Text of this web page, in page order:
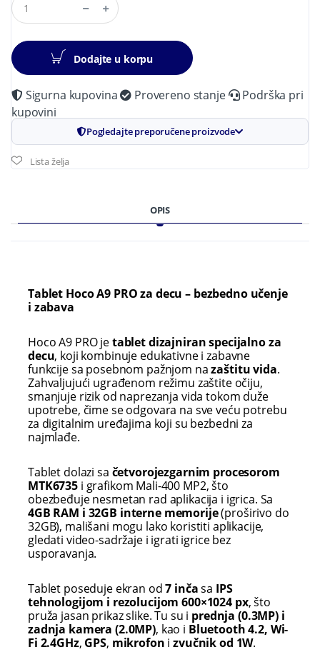
Dodajte u korpu
Sigurna kupovina Provereno stanje
Podrška pri
kupovini
Pogledajte preporučene proizvode
Lista želja
OPIS
Tablet Hoco A9 PRO za decu – bezbedno učenje
i zabava
Hoco A9 PRO jetablet dizajniran specijalno za
decu, koji kombinuje edukativne i zabavne
funkcije sa posebnom pažnjom nazaštitu vida.
Zahvaljujući ugrađenom režimu zaštite očiju,
smanjuje rizik od naprezanja vida tokom duže
upotrebe, čime se odgovara na sve veću potrebu
za digitalnim uređajima koji su bezbedni za
najmlađe.
Tablet dolazi sa četvorojezgarnim procesorom
MTK6735 i grafikom Mali-400 MP2, što
obezbeđuje nesmetan rad aplikacija i igrica. Sa
4GB RAM i 32GB interne memorije(proširivo do
32GB), mališani mogu lako koristiti aplikacije,
gledati video-sadržaje i igrati igrice bez
usporavanja.
Tablet poseduje ekran od7 inčasa IPS
tehnologijom i rezolucijom 600×1024 px, što
pruža jasan prikaz slike. Tu su i prednja (0.3MP) i
zadnja kamera (2.0MP), kao i Bluetooth 4.2, Wi-
Fi 2.4GHz, GPS, mikrofon izvučnik od 1W.